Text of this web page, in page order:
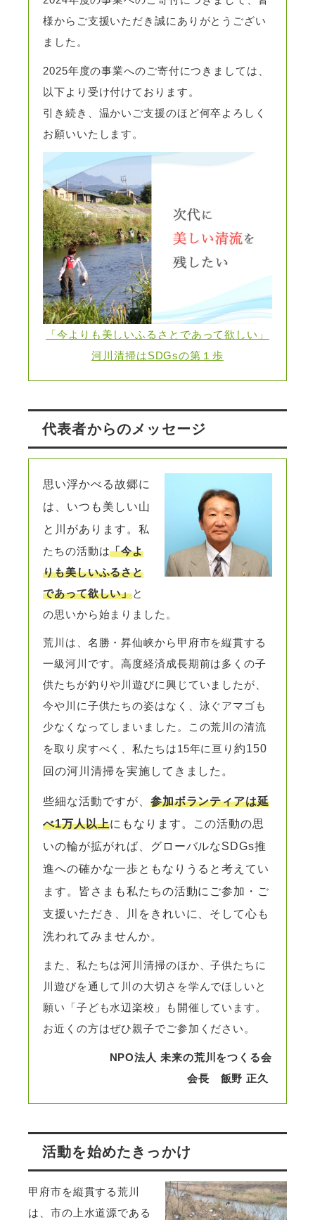
様からご支援いただき誠にありがとうござい
ました。
2025年度の事業へのご寄付につきましては、
以下より受け付けております。
引き続き、温かいご支援のほど何卒よろしく
お願いいたします。
「今よりも美しいふるさとであって欲しい」
河川清掃はSDGsの第１歩
代表者からのメッセージ
思い浮かべる故郷に
は、いつも美しい山
と川があります。 私
たちの活動は「今よ
りも美しいふるさと
であって欲しい」と
の思いから始まりました。
荒川は、名勝・昇仙峡から甲府市を縦貫する
一級河川です。高度経済成長期前は多くの子
供たちが釣りや川遊びに興じていましたが、
今や川に子供たちの姿はなく、泳ぐアマゴも
少なくなってしまいました。この荒川の清流
を取り戻すべく、私たちは15年に亘り約150
回の河川清掃を実施してきました。
些細な活動ですが、 参加ボランティアは延
べ1万人以上にもなります。
この活動の思
いの輪が拡がれば、グローバルなSDGs推
進への確かな一歩ともなりうると考えてい
ます。 皆さまも私たちの活動にご参加・ご
支援いただき、川をきれいに、そして心も
洗われてみませんか。
また、私たちは河川清掃のほか、子供たちに
川遊びを通して川の大切さを学んでほしいと
願い「子ども水辺楽校」も開催しています。
お近くの方はぜひ親子でご参加ください。
NPO法人 未来の荒川をつくる会
会長 飯野 正久
活動を始めたきっかけ
甲府市を縦貫する荒川
は、市の上水道源である